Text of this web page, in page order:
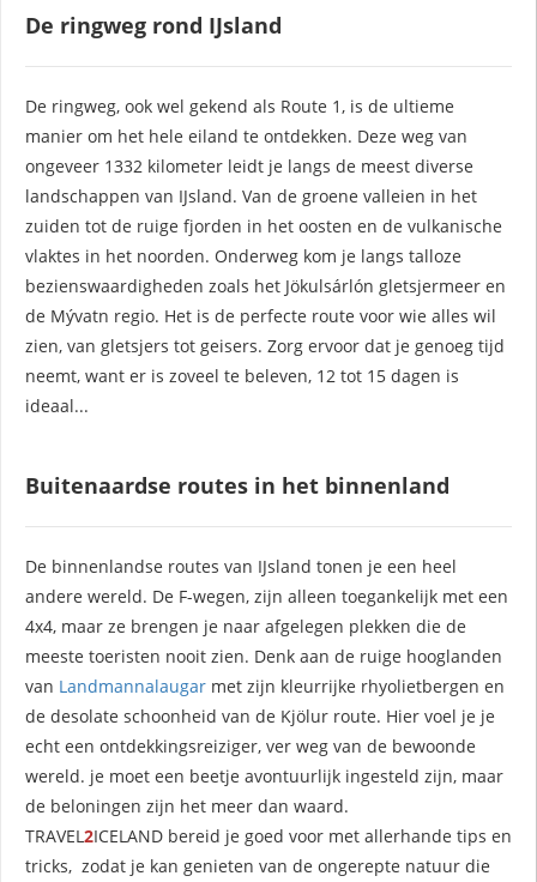
De ringweg rond IJsland
De ringweg, ook wel gekend als Route 1, is de ultieme
manier om het hele eiland te ontdekken. Deze weg van
ongeveer 1332 kilometer leidt je langs de meest diverse
landschappen van IJsland. Van de groene valleien in het
zuiden tot de ruige fjorden in het oosten en de vulkanische
vlaktes in het noorden. Onderweg kom je langs talloze
bezienswaardigheden zoals het Jökulsárlón gletsjermeer en
de Mývatn regio. Het is de perfecte route voor wie alles wil
zien, van gletsjers tot geisers. Zorg ervoor dat je genoeg tijd
neemt, want er is zoveel te beleven, 12 tot 15 dagen is
ideaal...
Buitenaardse routes in het binnenland
De binnenlandse routes van IJsland tonen je een heel
andere wereld. De F-wegen, zijn alleen toegankelijk met een
4x4, maar ze brengen je naar afgelegen plekken die de
meeste toeristen nooit zien. Denk aan de ruige hooglanden
van Landmannalaugar met zijn kleurrijke rhyolietbergen en
de desolate schoonheid van de Kjölur route. Hier voel je je
echt een ontdekkingsreiziger, ver weg van de bewoonde
wereld. je moet een beetje avontuurlijk ingesteld zijn, maar
de beloningen zijn het meer dan waard.
TRAVEL 2ICELAND bereid je goed voor met allerhande tips en
tricks, zodat je kan genieten van de ongerepte natuur die